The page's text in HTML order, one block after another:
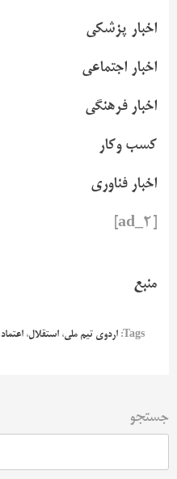
اخبار پزشکی
اخبار اجتماعی
اخبار فرهنگی
کسب وکار
اخبار فناوری
منبع
Tags: اردوی تیم ملی، استقلال،
جستجو